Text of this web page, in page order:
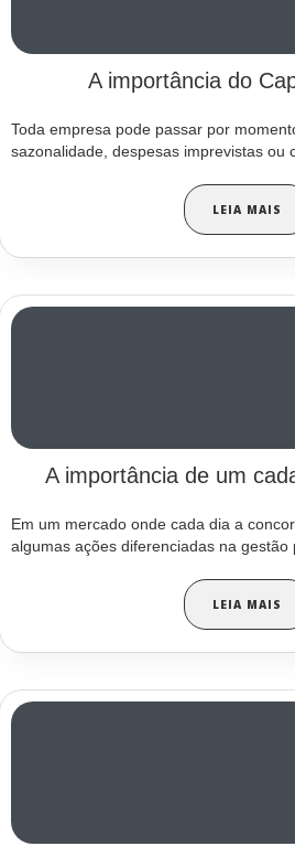
A importância do
Toda empresa pode passar por
sazonalidade, despesas imprevistas ou
LEIA MAIS
A importância de um
Em um mercado onde cada dia a
algumas ações diferenciadas na gestão
LEIA MAIS